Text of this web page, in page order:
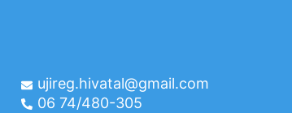
ujireg.hivatal@gmail.com
06 74/480-305